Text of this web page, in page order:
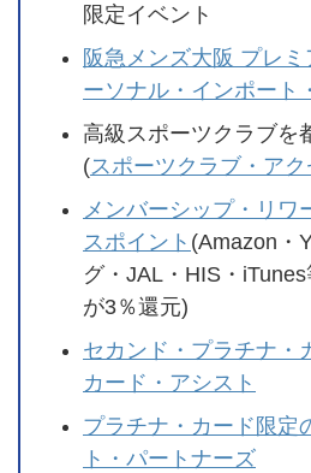
限定イベント
阪急メンズ大阪 プレミ
ーソナル・インポート
高級スポーツクラブを
(スポーツクラブ・アク
メンバーシップ・リワ
スポイント (Amazon・
グ・JAL・HIS・
が3％還元)
セカンド・プラチナ・
カード・アシスト
プラチナ・カード限定
ト・パートナーズ